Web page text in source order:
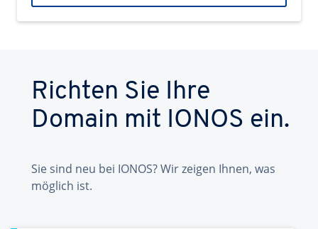
Richten Sie Ihre
Domain mit IONOS ein.
Sie sind neu bei IONOS? Wir zeigen Ihnen, was
möglich ist.